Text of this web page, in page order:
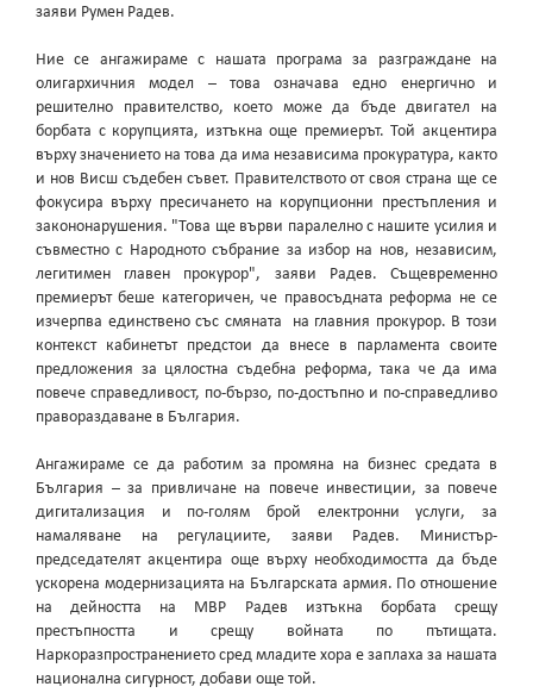
заяви Румен Радев.
Ние се ангажираме с нашата програма за разграждане на
олигархичния модел – това означава едно енергично и
решително правителство, което може да бъде двигател на
борбата с корупцията, изтъкна още премиерът. Той акцентира
върху значението на това да има независима прокуратура, както
и нов Висш съдебен съвет. Правителството от своя страна ще се
фокусира върху пресичането на корупционни престъпления и
закононарушения. "Това ще върви паралелно с нашите усилия и
съвместно с Народното събрание за избор на нов, независим,
легитимен главен прокурор", заяви Радев. Същевременно
премиерът беше категоричен, че правосъдната реформа не се
изчерпва единствено със смяната на главния прокурор. В този
контекст кабинетът предстои да внесе в парламента своите
предложения за цялостна съдебна реформа, така че да има
повече справедливост, по-бързо, по-достъпно и по-справедливо
правораздаване в България.
Ангажираме се да работим за промяна на бизнес средата в
България – за привличане на повече инвестиции, за повече
дигитализация и по-голям брой електронни услуги, за
намаляване на регулациите, заяви Радев. Министър-
председателят акцентира още върху необходимостта да бъде
ускорена модернизацията на Българската армия. По отношение
на дейността на МВР Радев изтъкна борбата срещу
престъпността и срещу войната по пътищата.
Наркоразпространението сред младите хора е заплаха за нашата
национална сигурност, добави още той.